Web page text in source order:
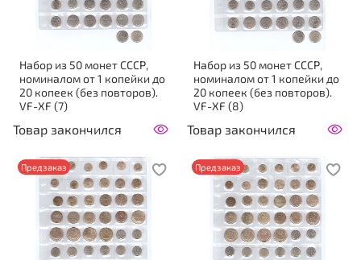
Набор из 50 монет СССР,
номиналом от 1 копейки до
20 копеек (без повторов).
VF-XF (7)
Товар закончился
Набор из 50 монет СССР,
номиналом от 1 копейки до
20 копеек (без повторов).
VF-XF (8)
Товар закончился
Предзаказ Предзаказ